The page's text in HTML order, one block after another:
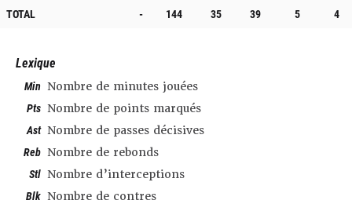
TOTAL
- 144 35 39 5 4
Lexique
Min Nombre de minutes jouées
Pts Nombre de points marqués
Ast Nombre de passes décisives
Reb Nombre de rebonds
Stl Nombre d’interceptions
Blk Nombre de contres